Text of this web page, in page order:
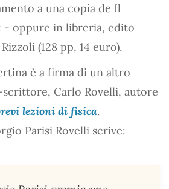
a una copia de Il
- oppure in libreria, edito
(128 pp, 14 euro).
è a firma di un altro
Carlo Rovelli, autore
lezioni di fisica.
Parisi Rovelli scrive: